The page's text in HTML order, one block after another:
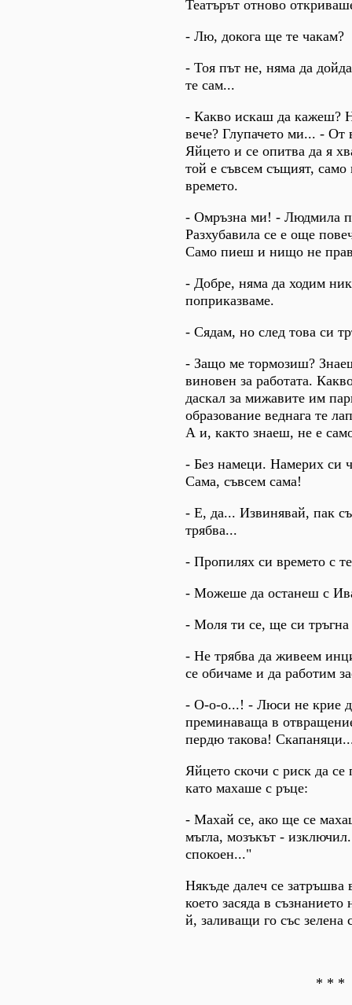
Театърът отново
- Лю, докога ще те чакам?
- Тоя път не, няма да
те сам...
- Какво искаш да кажеш?
вече? Глупачето ми... - От
Яйцето и се опитва да я
той е съвсем същият, само
времето.
- Омръзна ми! - Людмила
Разхубавила се е още
Само пиеш и нищо не
- Добре, няма да ходим
поприказваме.
- Сядам, но след това си
- Защо ме тормозиш?
виновен за работата.
даскал за мижавите им
образование веднага те
А и, както знаеш, не е
- Без намеци. Намерих си
Сама, съвсем сама!
- Е, да... Извинявай, пак
трябва...
- Пропилях си времето с
- Можеше да останеш с
- Моля ти се, ще си тръгна
- Не трябва да живеем
се обичаме и да работим
- О-о-о...! - Люси не крие
преминаваща в
пердю такова!
Яйцето скочи с риск да се
като махаше с ръце:
- Махай се, ако ще се
мъгла, мозъкът -
спокоен..."
Някъде далеч се затръшва
което засяда в
й, заливащи го със зелена
* * *